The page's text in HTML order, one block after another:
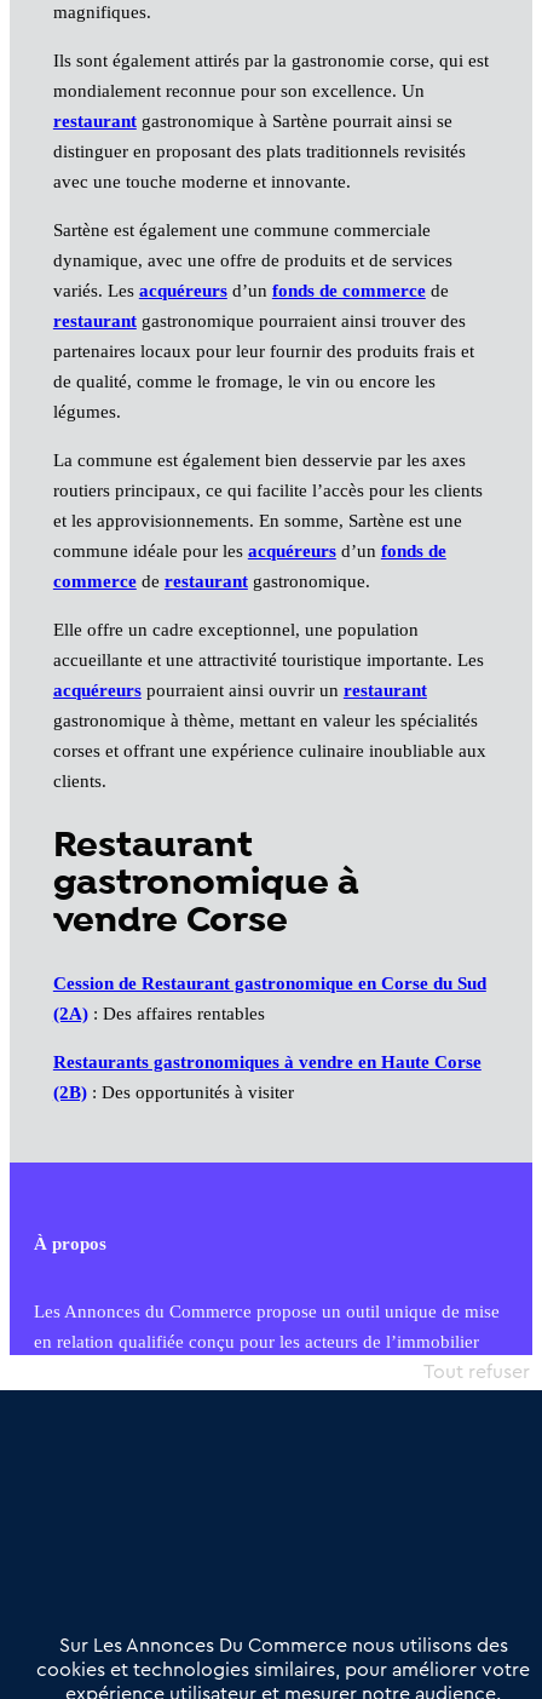
magnifiques.
Ils sont également attirés par la gastronomie corse, qui est
mondialement reconnue pour son excellence. Un
restaurantgastronomique à Sartène pourrait ainsi se
distinguer en proposant des plats traditionnels revisités
avec une touche moderne et innovante.
Sartène est également une commune commerciale
dynamique, avec une offre de produits et de services
variés. Les acquéreursd’un fonds de commercede
restaurantgastronomique pourraient ainsi trouver des
partenaires locaux pour leur fournir des produits frais et
de qualité, comme le fromage, le vin ou encore les
légumes.
La commune est également bien desservie par les axes
routiers principaux, ce qui facilite l’accès pour les clients
et les approvisionnements. En somme, Sartène est une
commune idéale pour les acquéreursd’un fonds de
commercede restaurantgastronomique.
Elle offre un cadre exceptionnel, une population
accueillante et une attractivité touristique importante. Les
acquéreurspourraient ainsi ouvrir un restaurant
gastronomique à thème, mettant en valeur les spécialités
corses et offrant une expérience culinaire inoubliable aux
clients.
Restaurant
gastronomique à
vendre Corse
Cession de Restaurant gastronomique en Corse du Sud
(2A): Des affaires rentables
Restaurants gastronomiques à vendre en Haute Corse
(2B): Des opportunités à visiter
À propos
Les Annonces du Commerce propose un outil unique de mise
en relation qualifiée conçu pour les acteurs de l’immobilier
commercial et les collectivités territoriales, simple et intégrant
Offres Pro
Actualités
Qui sommes nous ?
Sur Les Annonces Du Commerce nous utilisons des
cookies et technologies similaires, pour améliorer votre
expérience utilisateur et mesurer notre audience.
Tout refuser